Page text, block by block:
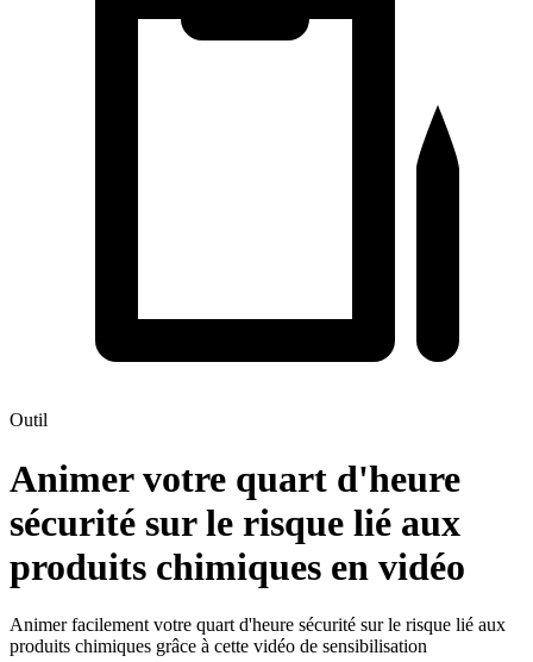
Outil
Animer votre quart d'heure
sécurité sur le risque lié aux
produits chimiques en vidéo
Animer facilement votre quart d'heure sécurité sur le risque lié aux
produits chimiques grâce à cette vidéo de sensibilisation